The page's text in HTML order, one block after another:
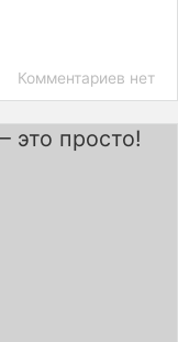
Комментариев нет